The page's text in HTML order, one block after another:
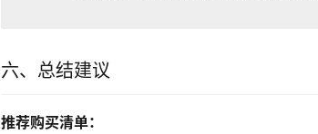
六、总结建议
推荐购买清单：